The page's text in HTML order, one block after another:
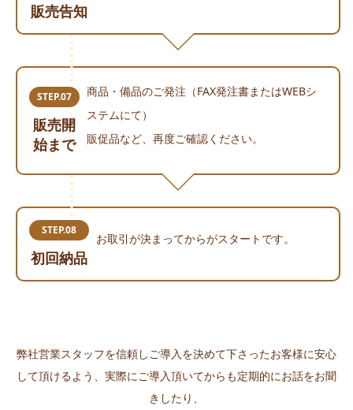
販売告知
STEP.07
販売開
始まで
商品・備品のご発注（FAX発注書またはWEBシ
ステムにて）
販促品など、再度ご確認ください。
STEP.08
初回納品
お取引が決まってからがスタートです。
弊社営業スタッフを信頼しご導入を決めて下さったお客様に安心
して頂けるよう、実際にご導入頂いてからも定期的にお話をお聞
きしたり、